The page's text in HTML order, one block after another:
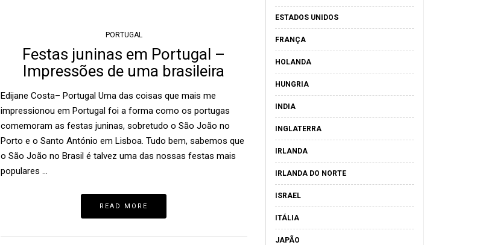
PORTUGAL
Festas juninas em Portugal –
Impressões de uma brasileira
Edijane Costa– Portugal Uma das coisas que mais me
impressionou em Portugal foi a forma como os portugas
comemoram as festas juninas, sobretudo o São João no
Porto e o Santo António em Lisboa. Tudo bem, sabemos que
o São João no Brasil é talvez uma das nossas festas mais
populares …
READ MORE
ESTADOS UNIDOS
FRANÇA
HOLANDA
HUNGRIA
INDIA
INGLATERRA
IRLANDA
IRLANDA DO NORTE
ISRAEL
ITÁLIA
JAPÃO